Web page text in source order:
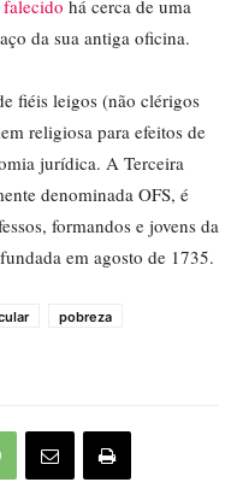
falecido há cerca de uma
da sua antiga oficina.
fiéis leigos (não clérigos
religiosa para efeitos de
jurídica. A Terceira
denominada OFS, é
formandos e jovens da
em agosto de 1735.
pobreza